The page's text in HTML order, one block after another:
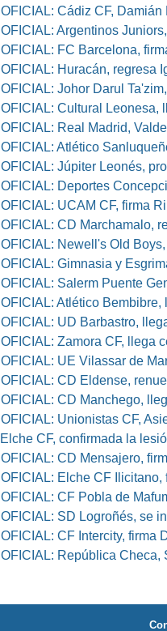
OFICIAL: Cádiz CF,
OFICIAL: Argentinos
OFICIAL: FC Barcelona,
OFICIAL: Huracán, regresa
OFICIAL: Johor Darul
OFICIAL: Cultural Leonesa,
OFICIAL: Real Madrid,
OFICIAL: Atlético
OFICIAL: Júpiter Leonés,
OFICIAL: Deportes Concepción,
OFICIAL: UCAM CF, firma
OFICIAL: CD Marchamalo,
OFICIAL: Newell's Old Boys, firma
OFICIAL: Gimnasia y
OFICIAL: Salerm Puente
OFICIAL: Atlético
OFICIAL: UD Barbastro,
OFICIAL: Zamora CF, llega
OFICIAL: UE Vilassar de
OFICIAL: CD Eldense,
OFICIAL: CD Manchego,
OFICIAL: Unionistas CF,
Elche CF, confirmada la
OFICIAL: CD Mensajero,
OFICIAL: Elche CF
OFICIAL: CF Pobla de
OFICIAL: SD Logroñés, se
OFICIAL: CF Intercity, firma
OFICIAL: República Checa, Santi